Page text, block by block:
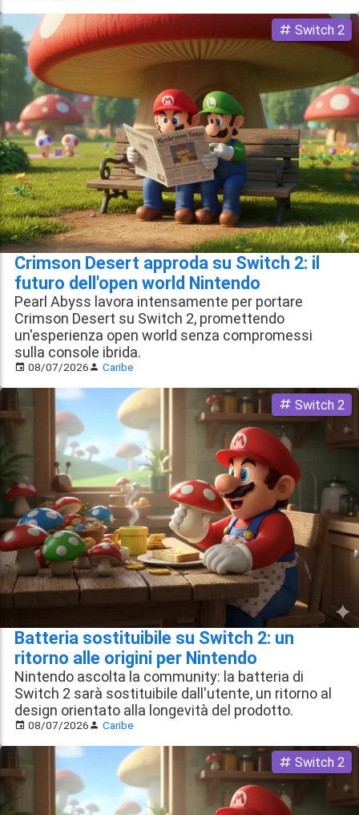
Crimson Desert approda su Switch 2: il
futuro dell'open world Nintendo
Switch 2
Pearl Abyss lavora intensamente per portare
Crimson Desert su Switch 2, promettendo
un'esperienza open world senza compromessi
sulla console ibrida.
08/07/2026 Caribe
Batteria sostituibile su Switch 2: un
ritorno alle origini per Nintendo
Switch 2
Nintendo ascolta la community: la batteria di
Switch 2 sarà sostituibile dall'utente, un ritorno al
design orientato alla longevità del prodotto.
08/07/2026 Caribe
Switch 2